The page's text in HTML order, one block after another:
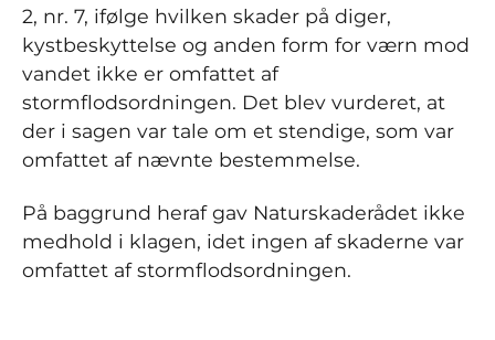
2, nr. 7, ifølge hvilken skader på diger,
kystbeskyttelse og anden form for værn mod
vandet ikke er omfattet af
stormflodsordningen. Det blev vurderet, at
der i sagen var tale om et stendige, som var
omfattet af nævnte bestemmelse.
På baggrund heraf gav Naturskaderådet ikke
medhold i klagen, idet ingen af skaderne var
omfattet af stormflodsordningen.